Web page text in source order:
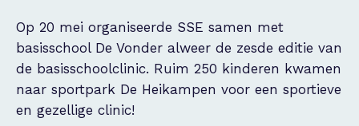
Op 20 mei organiseerde SSE samen met
basisschool De Vonder alweer de zesde editie van
de basisschoolclinic. Ruim 250 kinderen kwamen
naar sportpark De Heikampen voor een sportieve
en gezellige clinic!